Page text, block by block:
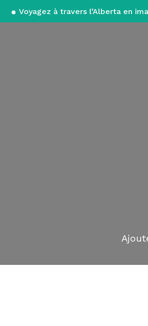
Voyagez à travers l’Alberta en